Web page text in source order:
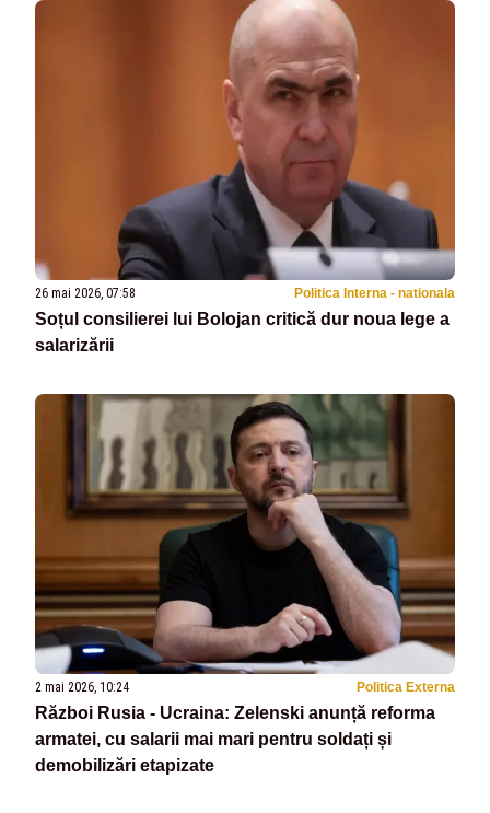
26 mai 2026, 07:58 Politica Interna - nationala
Soțul consilierei lui Bolojan critică dur noua lege a
salarizării
2 mai 2026, 10:24 Politica Externa
Război Rusia - Ucraina: Zelenski anunță reforma
armatei, cu salarii mai mari pentru soldați și
demobilizări etapizate